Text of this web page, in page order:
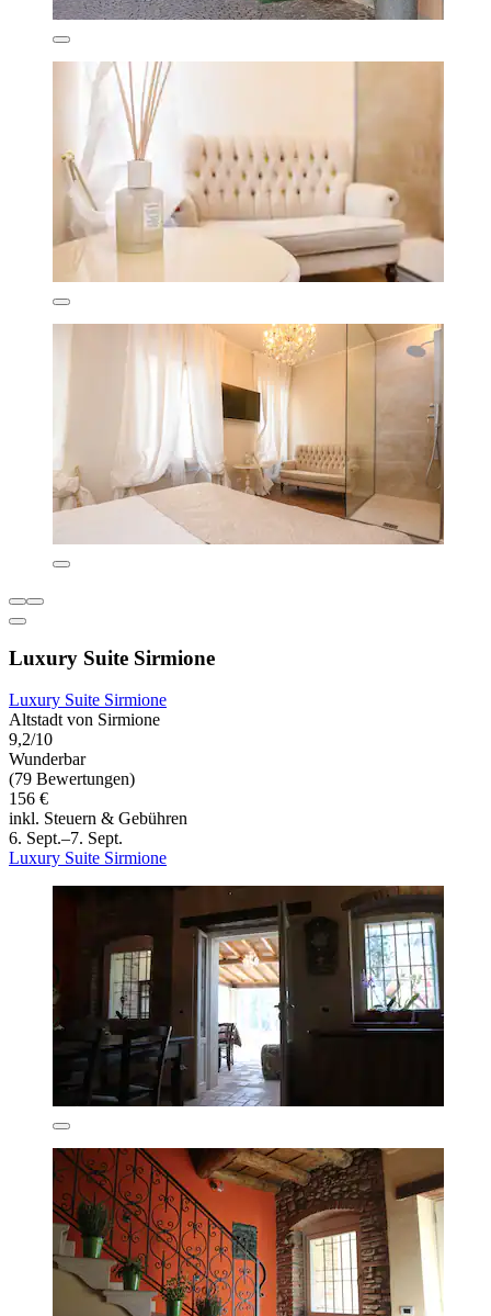
Luxury Suite Sirmione
Luxury Suite Sirmione
Altstadt von Sirmione
9,2/10
Wunderbar
(79 Bewertungen)
156 €
inkl. Steuern & Gebühren
6. Sept.–7. Sept.
Luxury Suite Sirmione